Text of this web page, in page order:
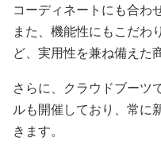
コーディネートにも合わ
また、機能性にもこだわ
ど、実用性を兼ね備えた
さらに、クラウドブーツ
ルも開催しており、常に
きます。